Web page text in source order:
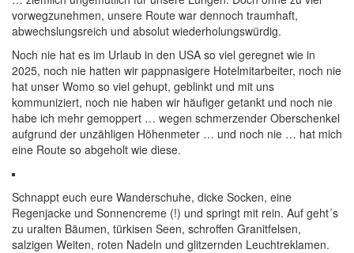
vorwegzunehmen, unsere Route war dennoch traumhaft,
abwechslungsreich und absolut wiederholungswürdig.
Noch nie hat es im Urlaub in den USA so viel geregnet wie in
2025, noch nie hatten wir pappnasigere Hotelmitarbeiter, noch nie
hat unser Womo so viel gehupt, geblinkt und mit uns
kommuniziert, noch nie haben wir häufiger getankt und noch nie
habe ich mehr gemoppert … wegen schmerzender Oberschenkel
aufgrund der unzähligen Höhenmeter … und noch nie … hat mich
eine Route so abgeholt wie diese.
Schnappt euch eure Wanderschuhe, dicke Socken, eine
Regenjacke und Sonnencreme (!) und springt mit rein. Auf geht´s
zu uralten Bäumen, türkisen Seen, schroffen Granitfelsen,
salzigen Weiten, roten Nadeln und glitzernden Leuchtreklamen.